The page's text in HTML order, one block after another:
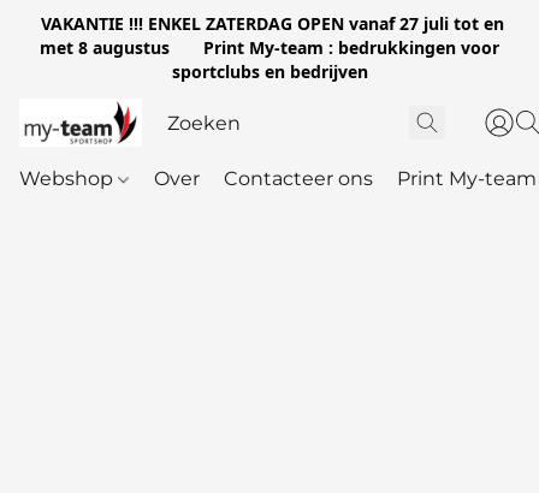
VAKANTIE !!! ENKEL ZATERDAG OPEN vanaf 27 juli tot en
met 8 augustus Print My-team : bedrukkingen voor
sportclubs en bedrijven
Webshop Over Contacteer ons Print My-team